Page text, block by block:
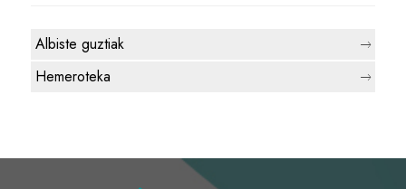
Albiste guztiak
Hemeroteka